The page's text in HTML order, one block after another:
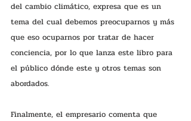
del cambio climático, expresa que es un
tema del cual debemos preocuparnos y más
que eso ocuparnos por tratar de hacer
conciencia, por lo que lanza este libro para
el público dónde este y otros temas son
abordados.
Finalmente, el empresario comenta que